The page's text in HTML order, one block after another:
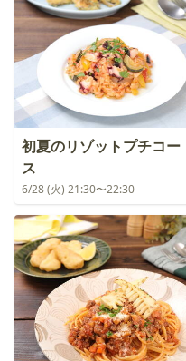
初夏のリゾットプチコー
ス
6/28 (火) 21:30〜22:30